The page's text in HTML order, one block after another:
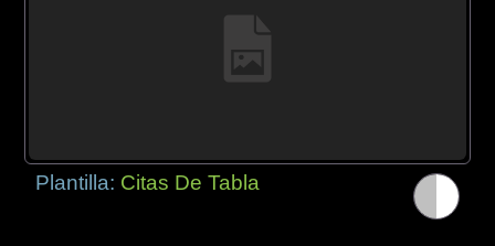
Plantilla: Citas De Tabla